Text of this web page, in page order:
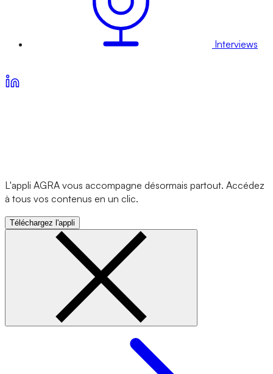
Interviews
L'appli AGRA vous accompagne désormais partout. Accédez
à tous vos contenus en un clic.
Téléchargez l'appli